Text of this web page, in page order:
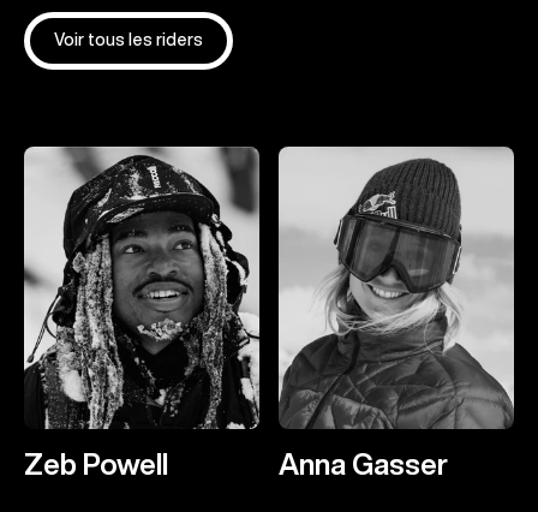
Voir tous les riders
Zeb Powell Anna Gasser